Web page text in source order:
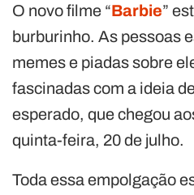
O novo filme “Barbie”
burburinho. As pessoas
memes e piadas sobre
fascinadas com a ideia
esperado, que chegou
quinta-feira, 20 de julho.
Toda essa empolgação